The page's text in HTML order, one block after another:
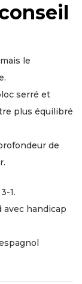
le
serré et
plus équilibré
de
1.
avec handicap